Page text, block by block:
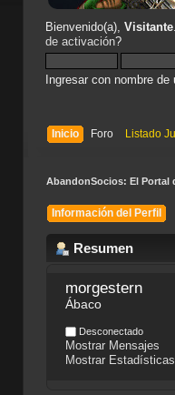
Bienvenido(a), Visitante
de activación?
Ingresar con nombre
Inicio Foro Listado
AbandonSocios: El Portal
Información del Perfil
Resumen
morgestern
Ábaco
Desconectado
Mostrar Mensajes
Mostrar Estadísticas